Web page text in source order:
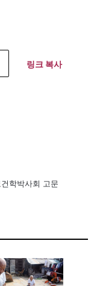
링크 복사
학박사회 고문